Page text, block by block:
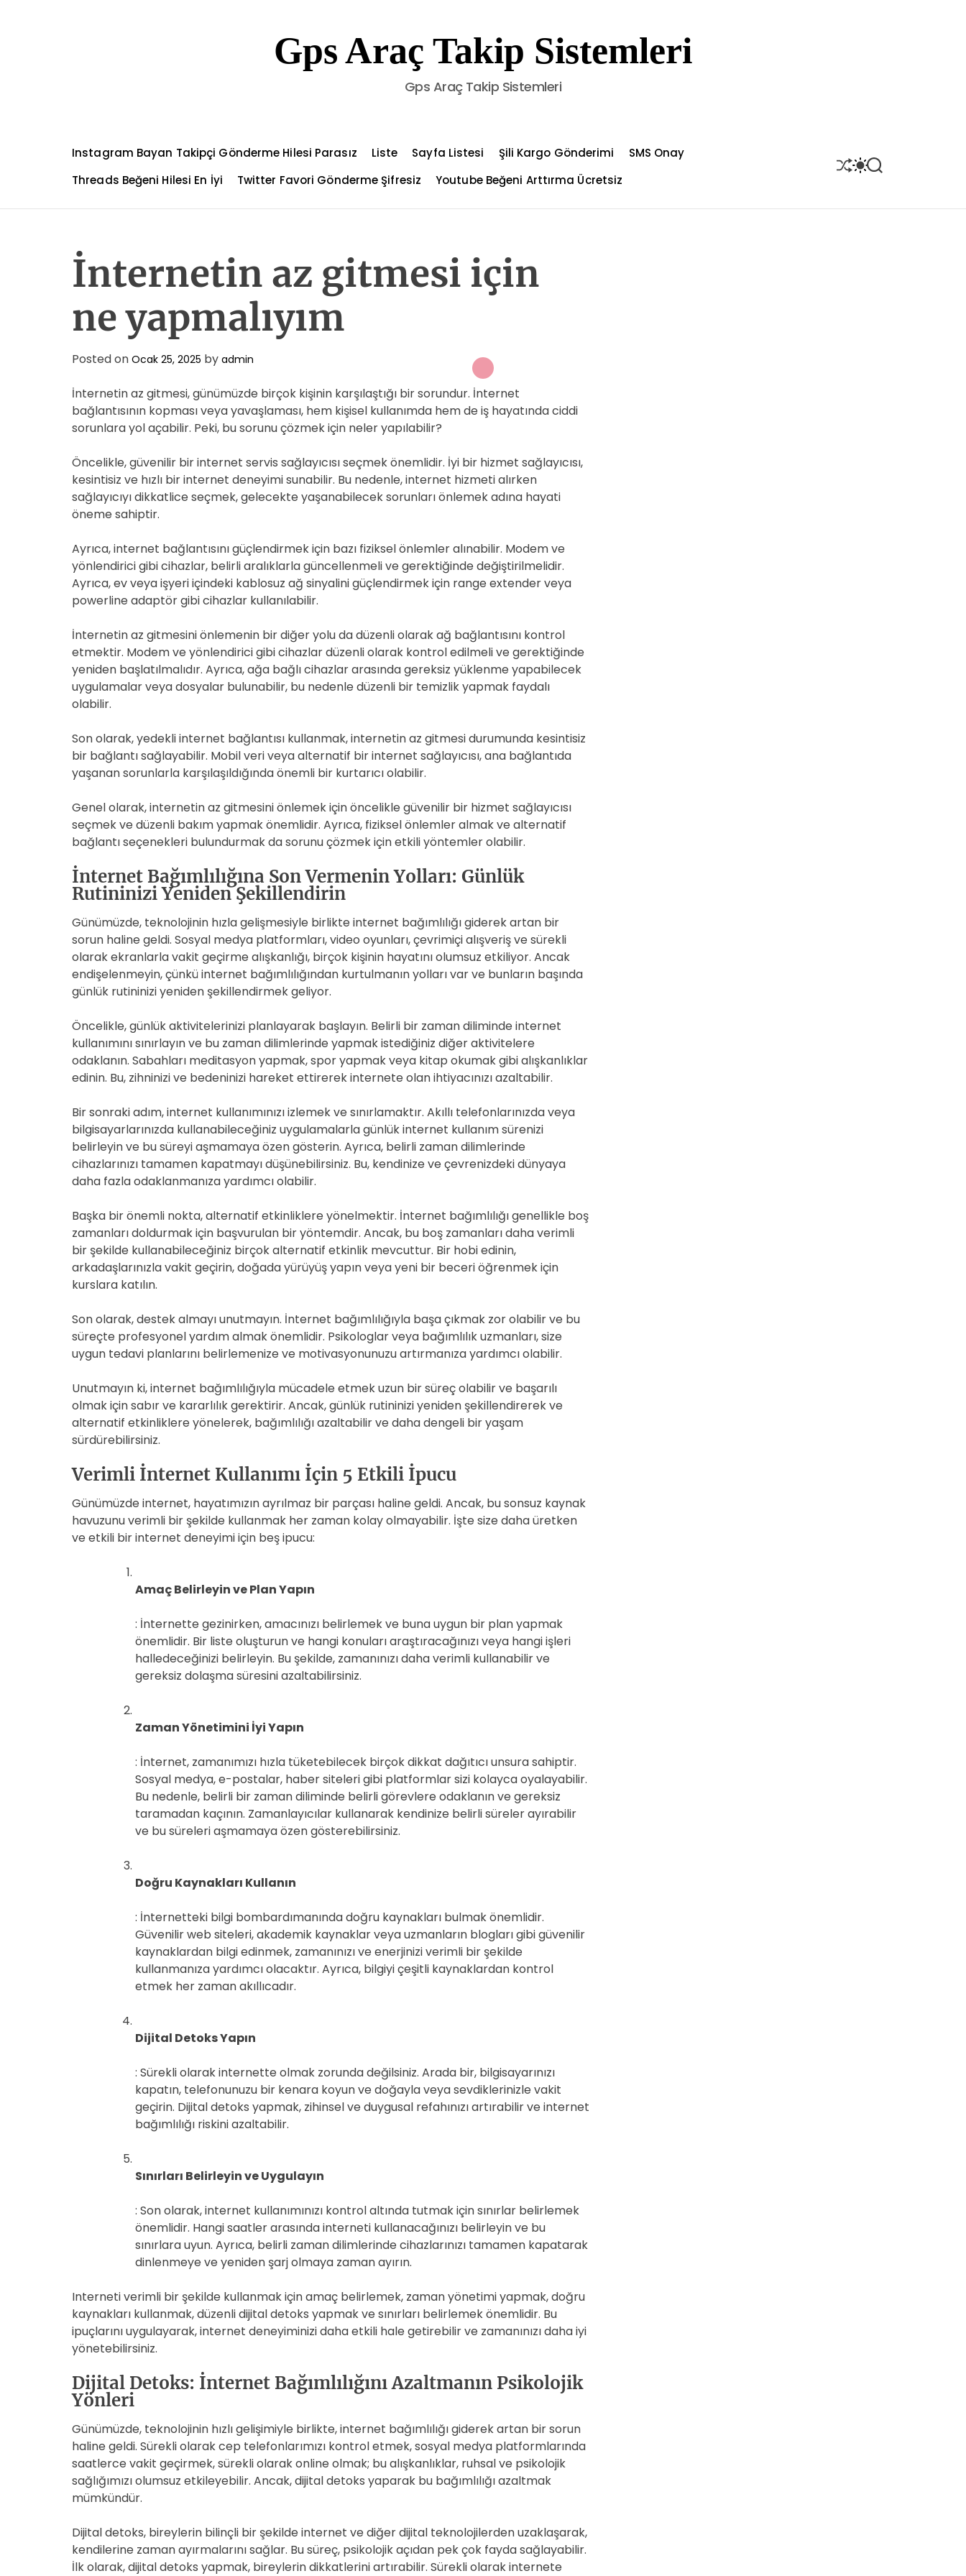
t
Gps Araç Takip Sistemleri
Gps Araç Takip Sistemleri
Instagram Bayan Takipçi Gönderme Hilesi Parasız Liste Sayfa Listesi Şili Kargo Gönderimi
SMS Onay
Threads Beğeni Hilesi En İyi
Twitter Favori Gönderme Şifresiz Youtube Beğeni Arttırma Ücretsiz
S
H
S
W
S
E
İnternetin az gitmesi için
ne yapmalıyım
Posted on Ocak 25, 2025 by admin
İnternetin az gitmesi, günümüzde birçok kişinin karşılaştığı bir sorundur. İnternet
bağlantısının kopması veya yavaşlaması, hem kişisel kullanımda hem de iş hayatında ciddi
sorunlara yol açabilir. Peki, bu sorunu çözmek için neler yapılabilir?
Öncelikle, güvenilir bir internet servis sağlayıcısı seçmek önemlidir. İyi bir hizmet sağlayıcısı,
kesintisiz ve hızlı bir internet deneyimi sunabilir. Bu nedenle, internet hizmeti alırken
sağlayıcıyı dikkatlice seçmek, gelecekte yaşanabilecek sorunları önlemek adına hayati
öneme sahiptir.
Ayrıca, internet bağlantısını güçlendirmek için bazı fiziksel önlemler alınabilir. Modem ve
yönlendirici gibi cihazlar, belirli aralıklarla güncellenmeli ve gerektiğinde değiştirilmelidir.
Ayrıca, ev veya işyeri içindeki kablosuz ağ sinyalini güçlendirmek için range extender veya
powerline adaptör gibi cihazlar kullanılabilir.
İnternetin az gitmesini önlemenin bir diğer yolu da düzenli olarak ağ bağlantısını kontrol
etmektir. Modem ve yönlendirici gibi cihazlar düzenli olarak kontrol edilmeli ve gerektiğinde
yeniden başlatılmalıdır. Ayrıca, ağa bağlı cihazlar arasında gereksiz yüklenme yapabilecek
uygulamalar veya dosyalar bulunabilir, bu nedenle düzenli bir temizlik yapmak faydalı
olabilir.
Son olarak, yedekli internet bağlantısı kullanmak, internetin az gitmesi durumunda kesintisiz
bir bağlantı sağlayabilir. Mobil veri veya alternatif bir internet sağlayıcısı, ana bağlantıda
yaşanan sorunlarla karşılaşıldığında önemli bir kurtarıcı olabilir.
Genel olarak, internetin az gitmesini önlemek için öncelikle güvenilir bir hizmet sağlayıcısı
seçmek ve düzenli bakım yapmak önemlidir. Ayrıca, fiziksel önlemler almak ve alternatif
bağlantı seçenekleri bulundurmak da sorunu çözmek için etkili yöntemler olabilir.
İnternet Bağımlılığına Son Vermenin Yolları: Günlük
Rutininizi Yeniden Şekillendirin
Günümüzde, teknolojinin hızla gelişmesiyle birlikte internet bağımlılığı giderek artan bir
sorun haline geldi. Sosyal medya platformları, video oyunları, çevrimiçi alışveriş ve sürekli
olarak ekranlarla vakit geçirme alışkanlığı, birçok kişinin hayatını olumsuz etkiliyor. Ancak
endişelenmeyin, çünkü internet bağımlılığından kurtulmanın yolları var ve bunların başında
günlük rutininizi yeniden şekillendirmek geliyor.
Öncelikle, günlük aktivitelerinizi planlayarak başlayın. Belirli bir zaman diliminde internet
kullanımını sınırlayın ve bu zaman dilimlerinde yapmak istediğiniz diğer aktivitelere
odaklanın. Sabahları meditasyon yapmak, spor yapmak veya kitap okumak gibi alışkanlıklar
edinin. Bu, zihninizi ve bedeninizi hareket ettirerek internete olan ihtiyacınızı azaltabilir.
Bir sonraki adım, internet kullanımınızı izlemek ve sınırlamaktır. Akıllı telefonlarınızda veya
bilgisayarlarınızda kullanabileceğiniz uygulamalarla günlük internet kullanım sürenizi
belirleyin ve bu süreyi aşmamaya özen gösterin. Ayrıca, belirli zaman dilimlerinde
cihazlarınızı tamamen kapatmayı düşünebilirsiniz. Bu, kendinize ve çevrenizdeki dünyaya
daha fazla odaklanmanıza yardımcı olabilir.
Başka bir önemli nokta, alternatif etkinliklere yönelmektir. İnternet bağımlılığı genellikle boş
zamanları doldurmak için başvurulan bir yöntemdir. Ancak, bu boş zamanları daha verimli
bir şekilde kullanabileceğiniz birçok alternatif etkinlik mevcuttur. Bir hobi edinin,
arkadaşlarınızla vakit geçirin, doğada yürüyüş yapın veya yeni bir beceri öğrenmek için
kurslara katılın.
Son olarak, destek almayı unutmayın. İnternet bağımlılığıyla başa çıkmak zor olabilir ve bu
süreçte profesyonel yardım almak önemlidir. Psikologlar veya bağımlılık uzmanları, size
uygun tedavi planlarını belirlemenize ve motivasyonunuzu artırmanıza yardımcı olabilir.
Unutmayın ki, internet bağımlılığıyla mücadele etmek uzun bir süreç olabilir ve başarılı
olmak için sabır ve kararlılık gerektirir. Ancak, günlük rutininizi yeniden şekillendirerek ve
alternatif etkinliklere yönelerek, bağımlılığı azaltabilir ve daha dengeli bir yaşam
sürdürebilirsiniz.
Verimli İnternet Kullanımı İçin 5 Etkili İpucu
Günümüzde internet, hayatımızın ayrılmaz bir parçası haline geldi. Ancak, bu sonsuz kaynak
havuzunu verimli bir şekilde kullanmak her zaman kolay olmayabilir. İşte size daha üretken
ve etkili bir internet deneyimi için beş ipucu:
Amaç Belirleyin ve Plan Yapın
: İnternette gezinirken, amacınızı belirlemek ve buna uygun bir plan yapmak
önemlidir. Bir liste oluşturun ve hangi konuları araştıracağınızı veya hangi işleri
halledeceğinizi belirleyin. Bu şekilde, zamanınızı daha verimli kullanabilir ve
gereksiz dolaşma süresini azaltabilirsiniz.
Zaman Yönetimini İyi Yapın
: İnternet, zamanımızı hızla tüketebilecek birçok dikkat dağıtıcı unsura sahiptir.
Sosyal medya, e-postalar, haber siteleri gibi platformlar sizi kolayca oyalayabilir.
Bu nedenle, belirli bir zaman diliminde belirli görevlere odaklanın ve gereksiz
taramadan kaçının. Zamanlayıcılar kullanarak kendinize belirli süreler ayırabilir
ve bu süreleri aşmamaya özen gösterebilirsiniz.
Doğru Kaynakları Kullanın
: İnternetteki bilgi bombardımanında doğru kaynakları bulmak önemlidir.
Güvenilir web siteleri, akademik kaynaklar veya uzmanların blogları gibi güvenilir
kaynaklardan bilgi edinmek, zamanınızı ve enerjinizi verimli bir şekilde
kullanmanıza yardımcı olacaktır. Ayrıca, bilgiyi çeşitli kaynaklardan kontrol
etmek her zaman akıllıcadır.
Dijital Detoks Yapın
: Sürekli olarak internette olmak zorunda değilsiniz. Arada bir, bilgisayarınızı
kapatın, telefonunuzu bir kenara koyun ve doğayla veya sevdiklerinizle vakit
geçirin. Dijital detoks yapmak, zihinsel ve duygusal refahınızı artırabilir ve internet
bağımlılığı riskini azaltabilir.
Sınırları Belirleyin ve Uygulayın
: Son olarak, internet kullanımınızı kontrol altında tutmak için sınırlar belirlemek
önemlidir. Hangi saatler arasında interneti kullanacağınızı belirleyin ve bu
sınırlara uyun. Ayrıca, belirli zaman dilimlerinde cihazlarınızı tamamen kapatarak
dinlenmeye ve yeniden şarj olmaya zaman ayırın.
Interneti verimli bir şekilde kullanmak için amaç belirlemek, zaman yönetimi yapmak, doğru
kaynakları kullanmak, düzenli dijital detoks yapmak ve sınırları belirlemek önemlidir. Bu
ipuçlarını uygulayarak, internet deneyiminizi daha etkili hale getirebilir ve zamanınızı daha iyi
yönetebilirsiniz.
Dijital Detoks: İnternet Bağımlılığını Azaltmanın Psikolojik
Yönleri
Günümüzde, teknolojinin hızlı gelişimiyle birlikte, internet bağımlılığı giderek artan bir sorun
haline geldi. Sürekli olarak cep telefonlarımızı kontrol etmek, sosyal medya platformlarında
saatlerce vakit geçirmek, sürekli olarak online olmak; bu alışkanlıklar, ruhsal ve psikolojik
sağlığımızı olumsuz etkileyebilir. Ancak, dijital detoks yaparak bu bağımlılığı azaltmak
mümkündür.
Dijital detoks, bireylerin bilinçli bir şekilde internet ve diğer dijital teknolojilerden uzaklaşarak,
kendilerine zaman ayırmalarını sağlar. Bu süreç, psikolojik açıdan pek çok fayda sağlayabilir.
İlk olarak, dijital detoks yapmak, bireylerin dikkatlerini artırabilir. Sürekli olarak internete